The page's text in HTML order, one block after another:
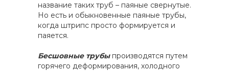
название таких труб – паяные свернутые.
Но есть и обыкновенные паяные трубы,
когда штрипс просто формируется и
паяется.
Бесшовные трубыпроизводятся путем
горячего деформирования, холодного